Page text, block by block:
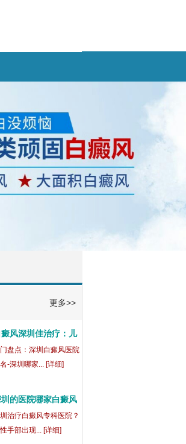
更多>>
康指南】深圳中医白癜
医院[三强公... [详细]
癜风深圳佳治疗：儿
盘点：深圳白癜风医院
-深圳哪家... [详细]
的医院哪家白癜风
治疗白癜风专科医院？
手部出现... [详细]